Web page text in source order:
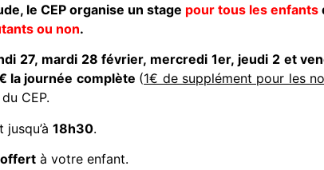
le CEP organise un stage pour tous les enfants
ou non.
27, mardi 28 février, mercredi 1er, jeudi 2 et
la journée complète (1€ de supplément pour les
du CEP.
jusqu’à 18h30.
offert à votre enfant.